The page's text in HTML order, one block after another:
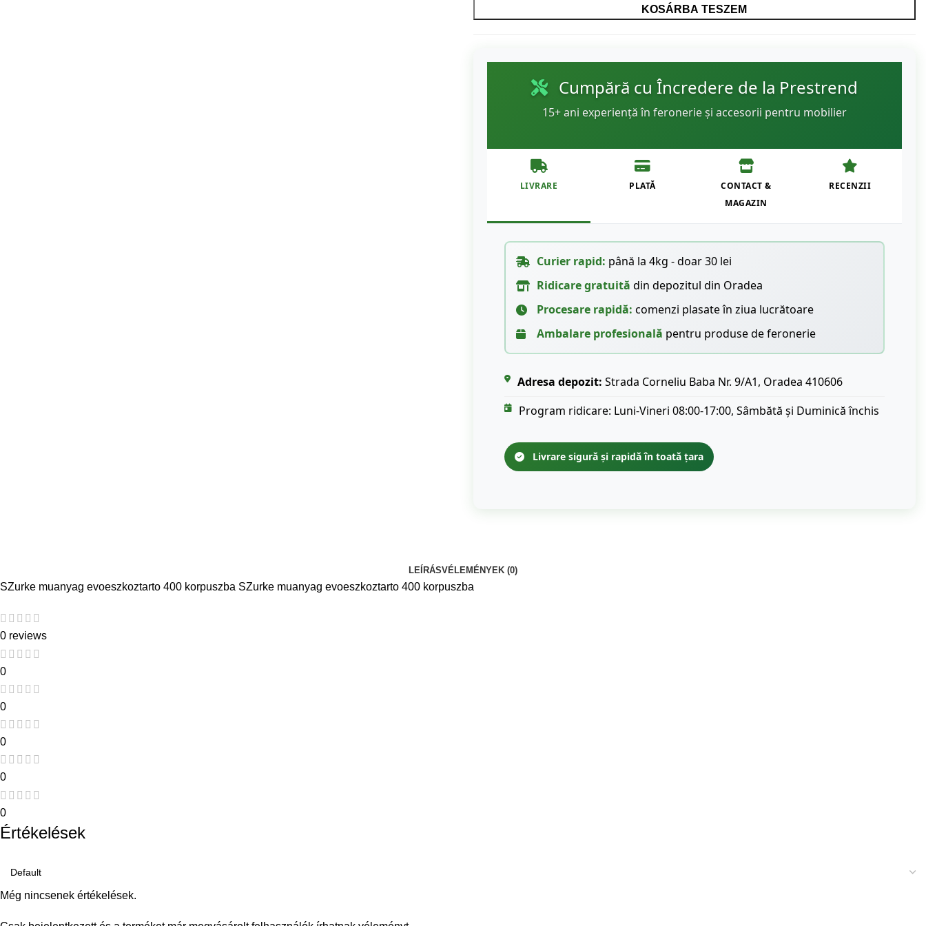
KOSÁRBA TESZEM
Cumpără cu Încredere de la Prestrend
15+ ani experiență în feronerie și accesorii pentru mobilier
LIVRARE PLATĂ
CONTACT &
MAGAZIN
RECENZII
Curier rapid: până la 4kg - doar 30 lei
Ridicare gratuită din depozitul din Oradea
Procesare rapidă: comenzi plasate în ziua lucrătoare
Ambalare profesională pentru produse de feronerie
Adresa depozit: Strada Corneliu Baba Nr. 9/A1, Oradea 410606
Program ridicare: Luni-Vineri 08:00-17:00, Sâmbătă și Duminică închis
Livrare sigură și rapidă în toată țara
LEÍRÁSVÉLEMÉNYEK (0)
SZurke muanyag evoeszkoztarto 400 korpuszba SZurke muanyag evoeszkoztarto 400 korpuszba
0 reviews
0
0
0
0
0
Értékelések
Még nincsenek értékelések.